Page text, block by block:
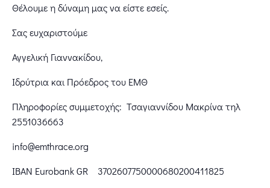
Θέλουμε η δύναμη μας να είστε εσείς.
Σας ευχαριστούμε
Αγγελική Γιαννακίδου,
Ιδρύτρια και Πρόεδρος του ΕΜΘ
Πληροφορίες συμμετοχής: Τσαγιαννίδου Μακρίνα τηλ
2551036663
info@emthrace.org
ΙΒΑΝ Eurobank GR 3702607750000680200411825